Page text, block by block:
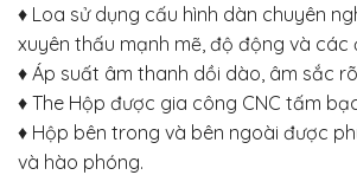
♦ Loa sử dụng cấu hình dàn chuyên
xuyên thấu mạnh mẽ, độ động và các
♦ Áp suất âm thanh dồi dào, âm sắc
♦ The Hộp được gia công CNC tấm
♦ Hộp bên trong và bên ngoài được
và hào phóng.